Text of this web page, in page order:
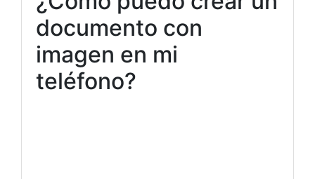
documento con
imagen en mi
teléfono?